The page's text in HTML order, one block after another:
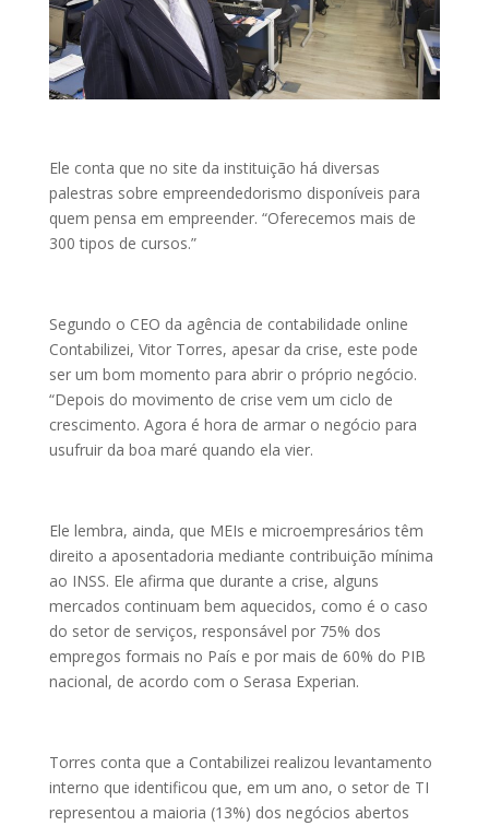
Ele conta que no site da instituição há diversas
palestras sobre empreendedorismo disponíveis para
quem pensa em empreender. “Oferecemos mais de
300 tipos de cursos.”
Segundo o CEO da agência de contabilidade online
Contabilizei, Vitor Torres, apesar da crise, este pode
ser um bom momento para abrir o próprio negócio.
“Depois do movimento de crise vem um ciclo de
crescimento. Agora é hora de armar o negócio para
usufruir da boa maré quando ela vier.
Ele lembra, ainda, que MEIs e microempresários têm
direito a aposentadoria mediante contribuição mínima
ao INSS. Ele afirma que durante a crise, alguns
mercados continuam bem aquecidos, como é o caso
do setor de serviços, responsável por 75% dos
empregos formais no País e por mais de 60% do PIB
nacional, de acordo com o Serasa Experian.
Torres conta que a Contabilizei realizou levantamento
interno que identificou que, em um ano, o setor de TI
representou a maioria (13%) dos negócios abertos